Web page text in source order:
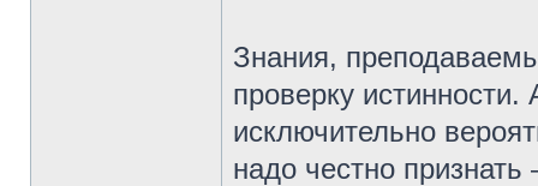
Знания,
проверку
исключительно
надо честно